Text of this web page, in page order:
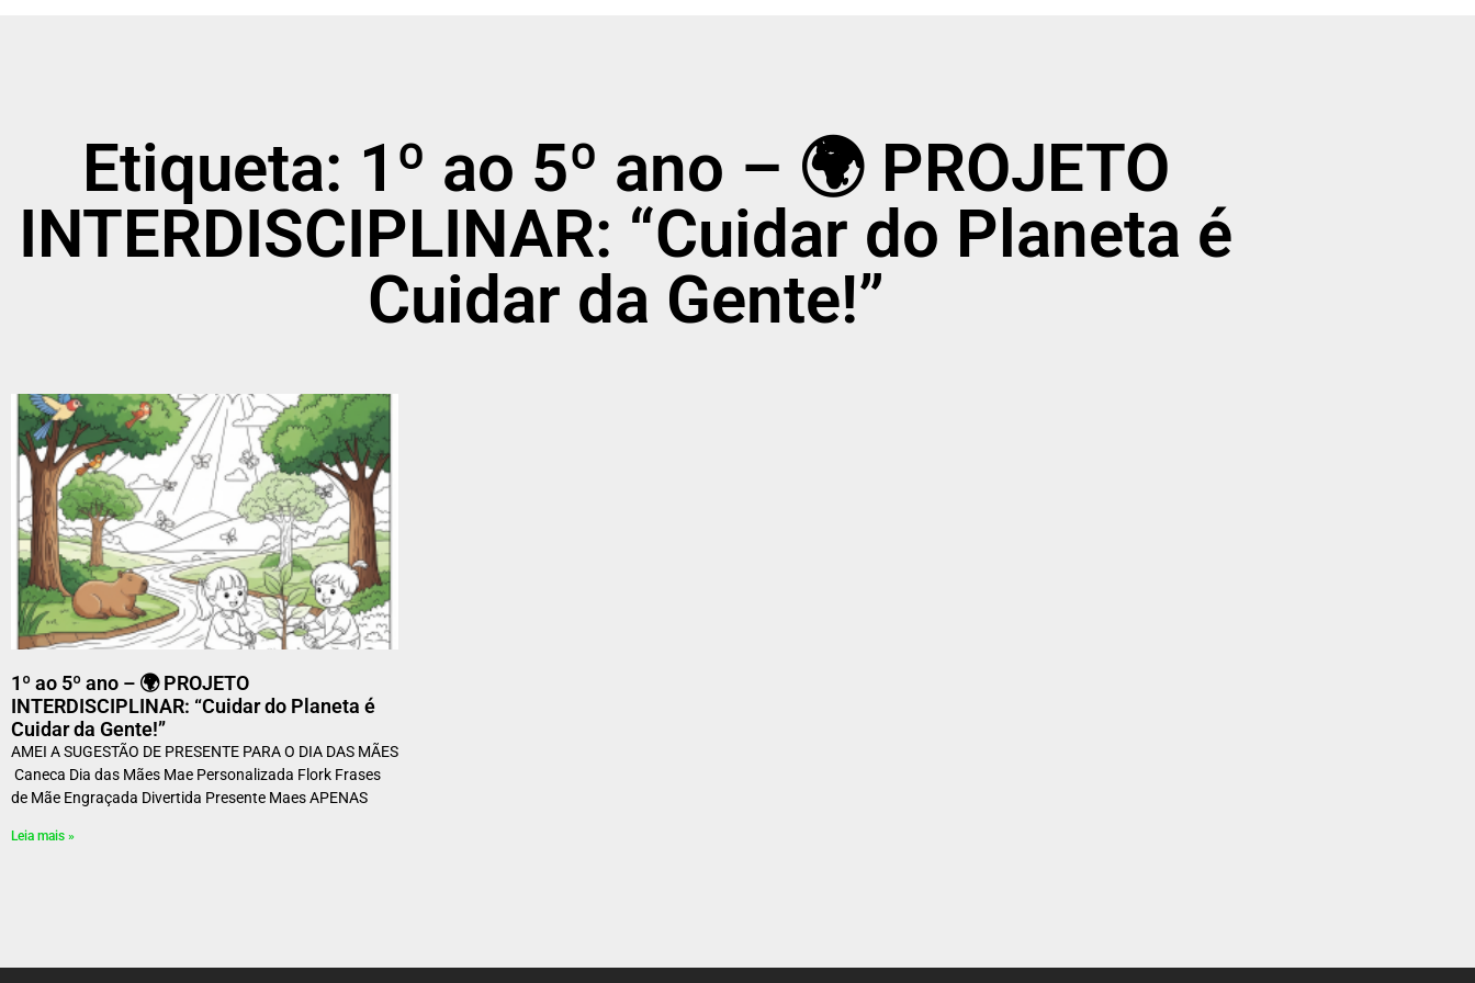
Etiqueta: 1º ao 5º ano – 🌍 PROJETO
INTERDISCIPLINAR: “Cuidar do Planeta é
Cuidar da Gente!”
1º ao 5º ano – 🌍 PROJETO
INTERDISCIPLINAR: “Cuidar do Planeta é
Cuidar da Gente!”
AMEI A SUGESTÃO DE PRESENTE PARA O DIA DAS MÃES
Caneca Dia das Mães Mae Personalizada Flork Frases
de Mãe Engraçada Divertida Presente Maes APENAS
Leia mais »